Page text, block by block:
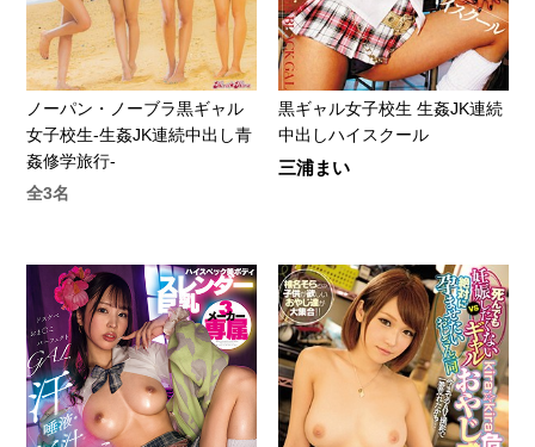
ノーパン・ノーブラ黒ギャル
女子校生-生姦JK連続中出し青
姦修学旅行-
全3名
黒ギャル女子校生 生姦JK連続
中出しハイスクール
三浦まい